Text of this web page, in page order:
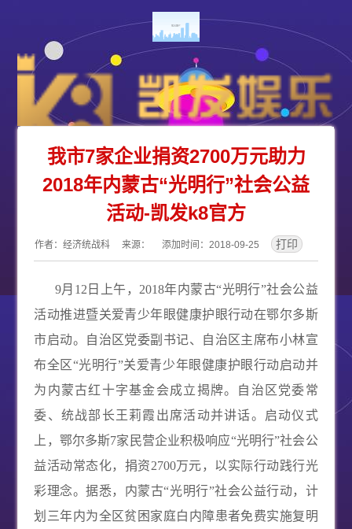
我市7家企业捐资2700万元助力
2018年内蒙古“光明行”社会公益
活动-凯发k8官方
作者：经济统战科 来源： 添加时间：2018-09-25
9月 12 日上午， 2018年内蒙古“光明行”社会公益
活动推进暨关爱青少年眼健康护眼行动在鄂尔多斯
市启动。自治区党委副书记、自治区主席布小林宣
布全区“光明行”关爱青少年眼健康护眼行动启动并
为内蒙古红十字基金会成立揭牌。自治区党委常
委、统战部长王莉霞出席活动并讲话。启动仪式
上，鄂尔多斯7家民营企业积极响应“光明行”社会公
益活动常态化，捐资2700万元，以实际行动践行光
彩理念。据悉，内蒙古“光明行”社会公益行动，计
划三年内为全区贫困家庭白内障患者免费实施复明